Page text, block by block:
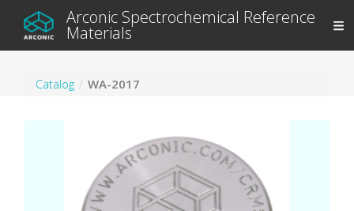
Arconic Spectrochemical Reference
Materials
Catalog WA-2017